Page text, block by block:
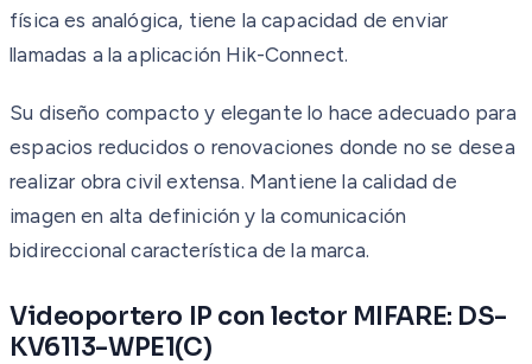
física es analógica, tiene la capacidad de enviar
llamadas a la aplicación Hik-Connect.
Su diseño compacto y elegante lo hace adecuado para
espacios reducidos o renovaciones donde no se desea
realizar obra civil extensa. Mantiene la calidad de
imagen en alta definición y la comunicación
bidireccional característica de la marca.
Videoportero IP con lector MIFARE: DS-
KV6113-WPE1(C)